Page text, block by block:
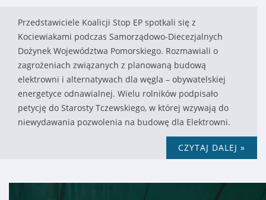
Przedstawiciele Koalicji Stop EP spotkali się z
Kociewiakami podczas Samorządowo-Diecezjalnych
Dożynek Województwa Pomorskiego. Rozmawiali o
zagrożeniach związanych z planowaną budową
elektrowni i alternatywach dla węgla – obywatelskiej
energetyce odnawialnej. Wielu rolników podpisało
petycję do Starosty Tczewskiego, w której wzywają do
niewydawania pozwolenia na budowę dla Elektrowni.
CZYTAJ DALEJ »